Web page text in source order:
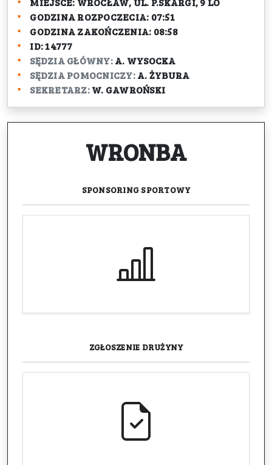
GODZINA ROZPOCZECIA: 07:51
GODZINA ZAKOŃCZENIA: 08:58
ID:14777
SĘDZIA GŁÓWNY: A. WYSOCKA
SĘDZIA POMOCNICZY: A. ŻYBURA
SEKRETARZ: W. GAWROŃSKI
WRONBA
SPONSORING SPORTOWY
ZGŁOSZENIE DRUŻYNY